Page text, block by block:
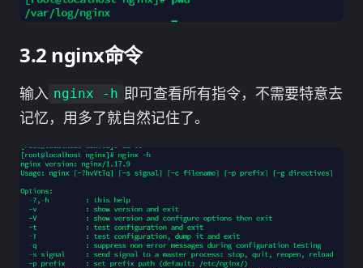
nginx命令
输入 nginx -h 即可查看所有指令，不需要特意去
记忆，用多了就自然记住了。